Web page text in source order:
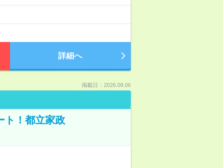
詳細へ
掲載日：2026.08.06
ト！都立家政